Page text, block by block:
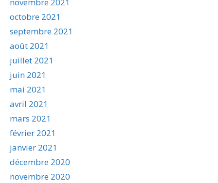
octobre 2021
septembre 2021
août 2021
juillet 2021
juin 2021
mai 2021
avril 2021
mars 2021
février 2021
janvier 2021
décembre 2020
novembre 2020